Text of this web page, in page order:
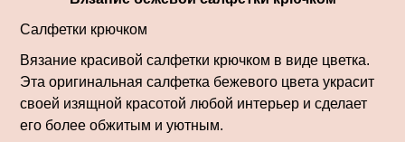
Салфетки крючком
Вязание красивой салфетки крючком в виде цветка.
Эта оригинальная салфетка бежевого цвета украсит
своей изящной красотой любой интерьер и сделает
его более обжитым и уютным.